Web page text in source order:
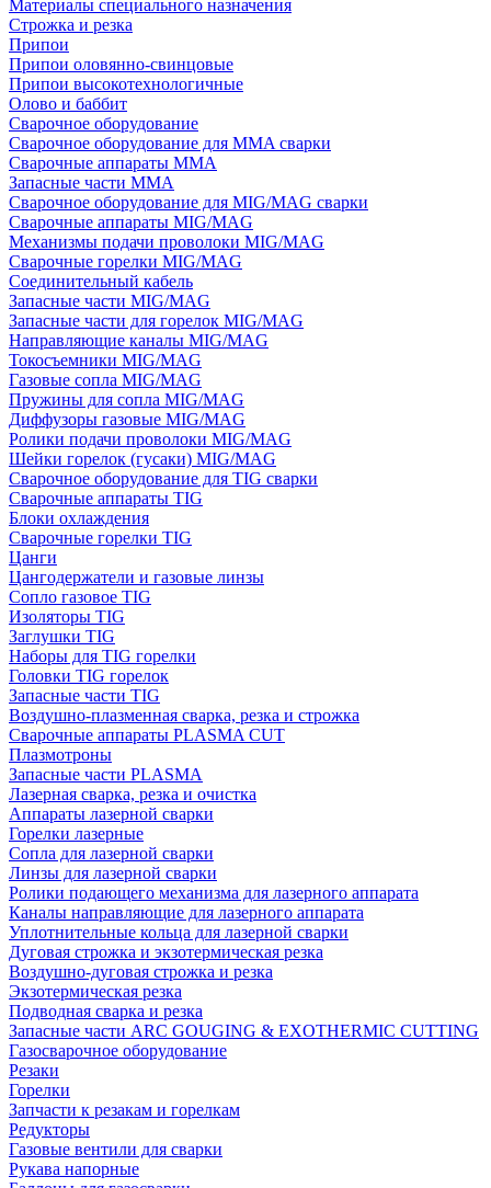
Материалы специального назначения
Строжка и резка
Припои
Припои оловянно-свинцовые
Припои высокотехнологичные
Олово и баббит
Сварочное оборудование
Сварочное оборудование для MMA сварки
Сварочные аппараты MMA
Запасные части MMA
Сварочное оборудование для MIG/MAG сварки
Сварочные аппараты MIG/MAG
Механизмы подачи проволоки MIG/MAG
Сварочные горелки MIG/MAG
Соединительный кабель
Запасные части MIG/MAG
Запасные части для горелок MIG/MAG
Направляющие каналы MIG/MAG
Токосъемники MIG/MAG
Газовые сопла MIG/MAG
Пружины для сопла MIG/MAG
Диффузоры газовые MIG/MAG
Ролики подачи проволоки MIG/MAG
Шейки горелок (гусаки) MIG/MAG
Сварочное оборудование для TIG сварки
Сварочные аппараты TIG
Блоки охлаждения
Сварочные горелки TIG
Цанги
Цангодержатели и газовые линзы
Сопло газовое TIG
Изоляторы TIG
Заглушки TIG
Наборы для TIG горелки
Головки TIG горелок
Запасные части TIG
Воздушно-плазменная сварка, резка и строжка
Сварочные аппараты PLASMA CUT
Плазмотроны
Запасные части PLASMA
Лазерная сварка, резка и очистка
Аппараты лазерной сварки
Горелки лазерные
Сопла для лазерной сварки
Линзы для лазерной сварки
Ролики подающего механизма для лазерного аппарата
Каналы направляющие для лазерного аппарата
Уплотнительные кольца для лазерной сварки
Дуговая строжка и экзотермическая резка
Воздушно-дуговая строжка и резка
Экзотермическая резка
Подводная сварка и резка
Запасные части ARC GOUGING & EXOTHERMIC CUTTING
Газосварочное оборудование
Резаки
Горелки
Запчасти к резакам и горелкам
Редукторы
Газовые вентили для сварки
Рукава напорные